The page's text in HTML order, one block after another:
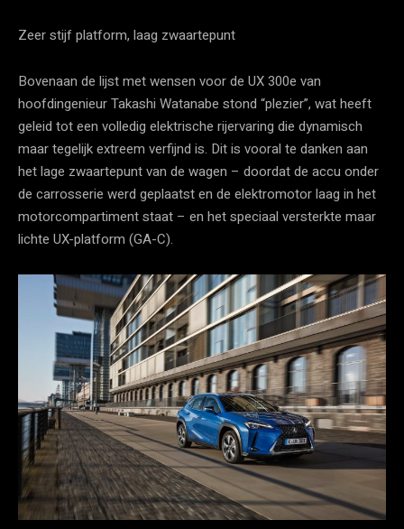
Zeer stijf platform, laag zwaartepunt
Bovenaan de lijst met wensen voor de UX 300e van
hoofdingenieur Takashi Watanabe stond “plezier”, wat heeft
geleid tot een volledig elektrische rijervaring die dynamisch
maar tegelijk extreem verfijnd is. Dit is vooral te danken aan
het lage zwaartepunt van de wagen – doordat de accu onder
de carrosserie werd geplaatst en de elektromotor laag in het
motorcompartiment staat – en het speciaal versterkte maar
lichte UX-platform (GA-C).